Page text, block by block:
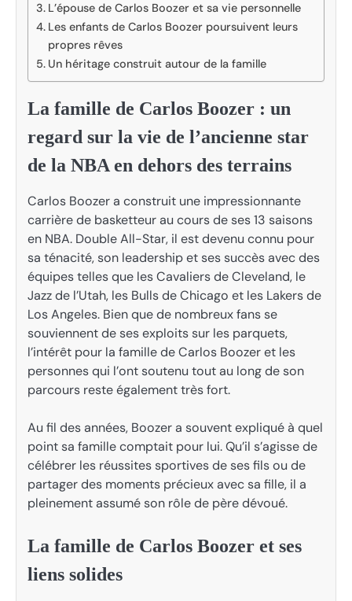
L’épouse de Carlos Boozer et sa vie personnelle
Les enfants de Carlos Boozer poursuivent leurs
propres rêves
Un héritage construit autour de la famille
La famille de Carlos Boozer : un
regard sur la vie de l’ancienne star
de la NBA en dehors des terrains
Carlos Boozer a construit une impressionnante
carrière de basketteur au cours de ses 13 saisons
en NBA. Double All-Star, il est devenu connu pour
sa ténacité, son leadership et ses succès avec des
équipes telles que les Cavaliers de Cleveland, le
Jazz de l’Utah, les Bulls de Chicago et les Lakers de
Los Angeles. Bien que de nombreux fans se
souviennent de ses exploits sur les parquets,
l’intérêt pour la famille de Carlos Boozer et les
personnes qui l’ont soutenu tout au long de son
parcours reste également très fort.
Au fil des années, Boozer a souvent expliqué à quel
point sa famille comptait pour lui. Qu’il s’agisse de
célébrer les réussites sportives de ses fils ou de
partager des moments précieux avec sa fille, il a
pleinement assumé son rôle de père dévoué.
La famille de Carlos Boozer et ses
liens solides